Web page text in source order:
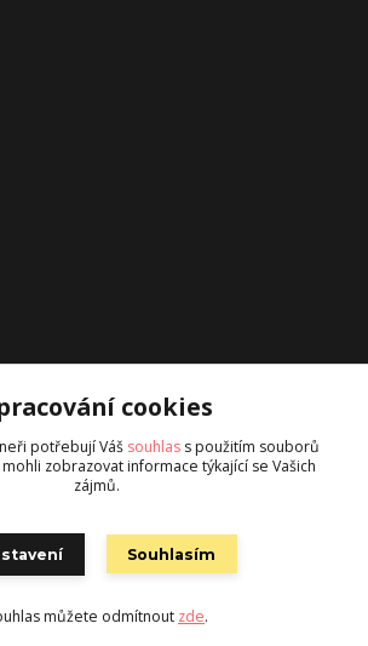
na Eshop-rychle.cz
cookies
potřebují Váš souhlas s použitím souborů
zobrazovat informace týkající se Vašich
zájmů.
Souhlasím
můžete odmítnout zde.